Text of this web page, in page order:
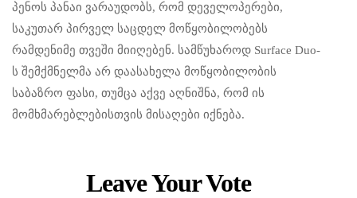
პენოს პანაი ვარაუდობს, რომ დეველოპერები,
საკუთარ პირველ საცდელ მოწყობილობებს
რამდენიმე თვეში მიიღებენ. სამწუხაროდ Surface Duo-
ს შემქმნელმა არ დაასახელა მოწყობილობის
საბაზრო ფასი, თუმცა აქვე აღნიშნა, რომ ის
მომხმარებლებისთვის მისაღები იქნება.
Leave Your Vote